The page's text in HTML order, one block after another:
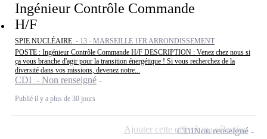
Ingénieur Contrôle Commande
H/F
SPIE NUCLÉAIRE - 13 - MARSEILLE 1ER ARRONDISSEMENT
POSTE : Ingénieur Contrôle Commande H/F DESCRIPTION : Venez chez nous si
ça vous branche d'agir pour la transition énergétique ! Si vous recherchez de la
diversité dans vos missions, devenez notre...
CDI - Non renseigné
Publié il y a plus de 30 jours
CDINon renseigné
Ajouter cette offre à ma sélection